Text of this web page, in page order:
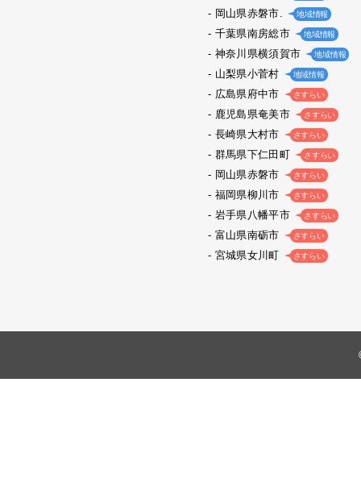
岡山県赤磐市. 地域情報
千葉県南房総市 地域情報
神奈川県横須賀市 地域情報
山梨県小菅村 地域情報
広島県府中市 さすらい
鹿児島県奄美市 さすらい
長崎県大村市 さすらい
群馬県下仁田町 さすらい
岡山県赤磐市 さすらい
福岡県柳川市 さすらい
岩手県八幡平市 さすらい
富山県南砺市 さすらい
宮城県女川町 さすらい